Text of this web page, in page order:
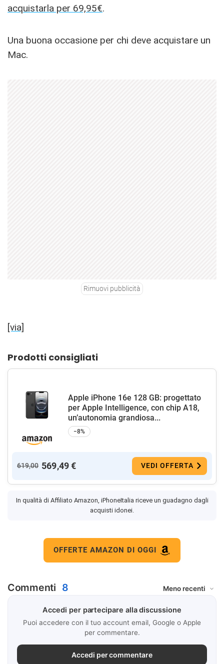
acquistarla per 69,95€.
Una buona occasione per chi deve acquistare un
Mac.
Rimuovi pubblicità
[via]
Prodotti consigliati
Apple iPhone 16e 128 GB: progettato
per Apple Intelligence, con chip A18,
un’autonomia grandiosa...
−8%
619,00 569,49 € VEDI OFFERTA
In qualità di Affiliato Amazon, iPhoneItalia riceve un guadagno dagli
acquisti idonei.
OFFERTE AMAZON DI OGGI
Commenti 8
Accedi per partecipare alla discussione
Puoi accedere con il tuo account email, Google o Apple
per commentare.
Accedi per commentare